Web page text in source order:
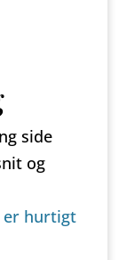
side
og
er hurtigt